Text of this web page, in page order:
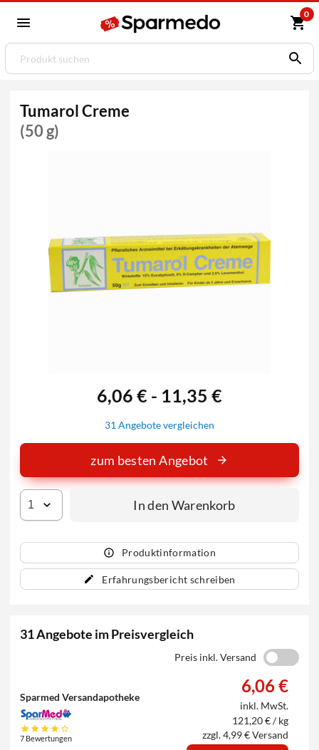
0
Tumarol Creme
(50 g)
Produktinformation
Erfahrungsbericht schreiben
6,06 € - 11,35 €
31 Angebote vergleichen
zum besten Angebot
In den Warenkorb
31 Angebote im Preisvergleich
Preis inkl. Versand
Sparmed Versandapotheke
7 Bewertungen
6,06 €
inkl. MwSt.
121,20 € / kg
zzgl. 4,99 € Versand